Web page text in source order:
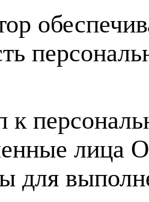
к
лица
для